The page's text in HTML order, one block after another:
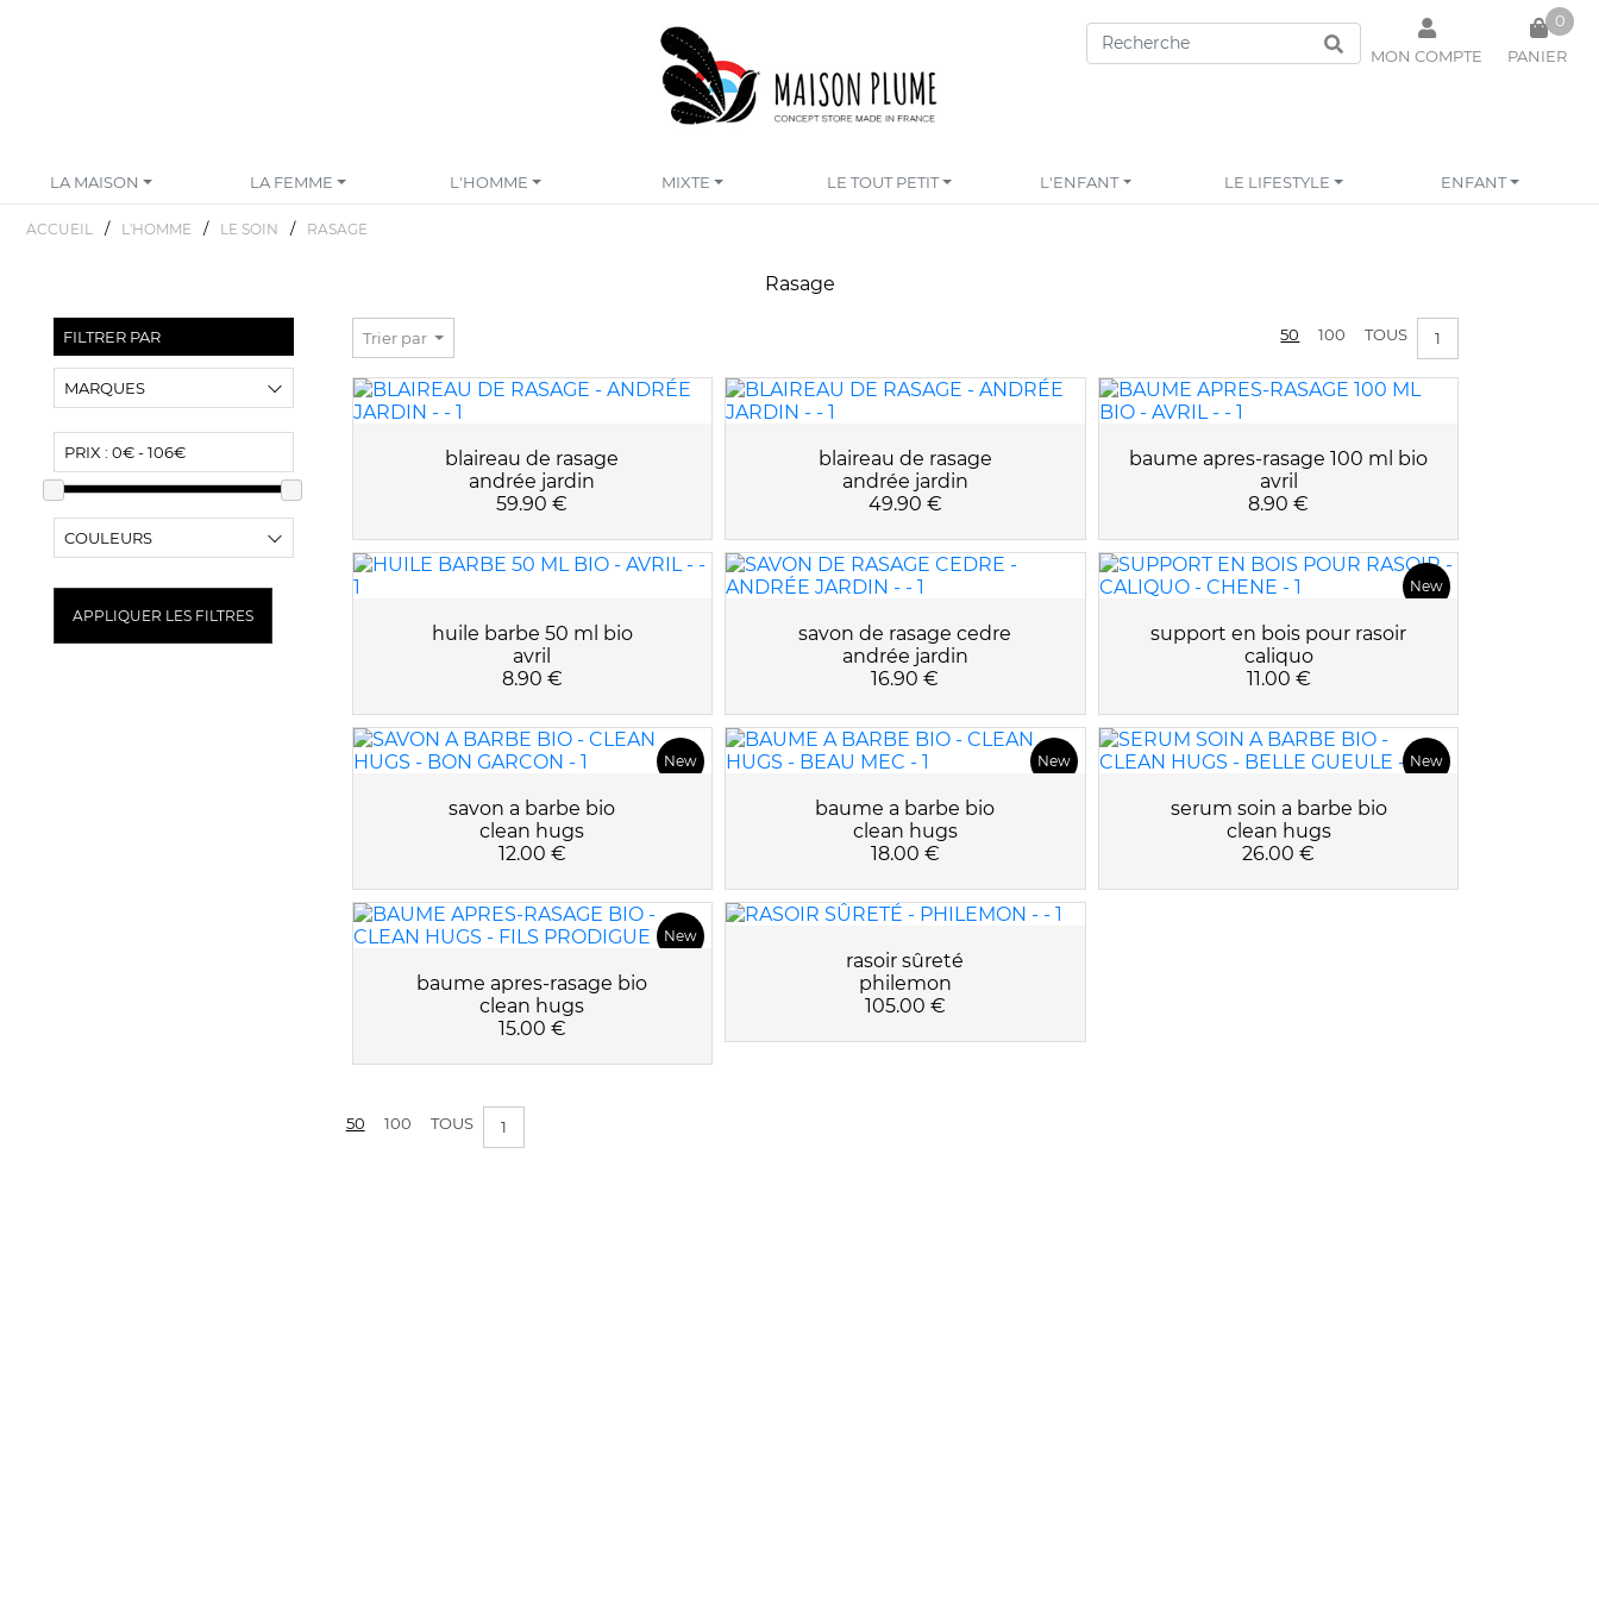
MON COMPTE PANIER
0
Votre panier est vide !
LA MAISON LA FEMME L'HOMME MIXTE LE TOUT PETIT L'ENFANT LE LIFESTYLE ENFANT
ACCUEIL / L'HOMME / LE SOIN / RASAGE
Rasage
FILTRER PAR
MARQUES
ANDRÉE JARDIN
AVRIL
CALIQUO
CLEAN HUGS
PRIX : 0€ - 106€
COULEURS
BEAU MEC
BELLE GUEULE
APPLIQUER LES FILTRES
Trier par 50 100 TOUS 1
blaireau de rasage
andrée jardin
59.90 €
blaireau de rasage
andrée jardin
49.90 €
baume apres-rasage 100 ml bio
avril
8.90 €
huile barbe 50 ml bio
avril
8.90 €
savon de rasage cedre
andrée jardin
16.90 €
New
support en bois pour rasoir
caliquo
11.00 €
New
savon a barbe bio
clean hugs
12.00 €
New
baume a barbe bio
clean hugs
18.00 €
New
serum soin a barbe bio
clean hugs
26.00 €
New
baume apres-rasage bio
clean hugs
15.00 €
rasoir sûreté
philemon
105.00 €
50 100 TOUS 1